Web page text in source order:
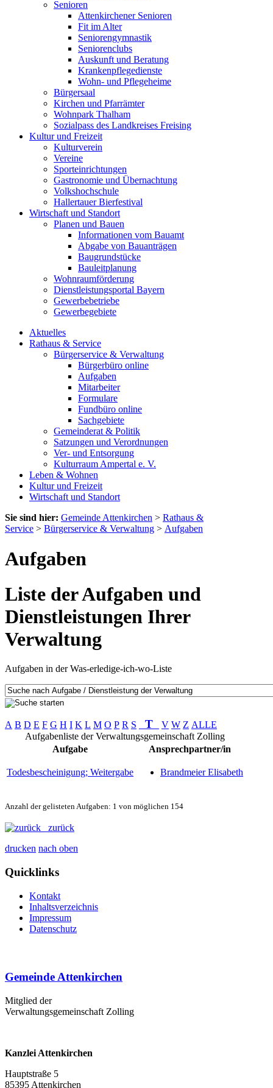
Senioren
Attenkirchener Senioren
Fit im Alter
Seniorengymnastik
Seniorenclubs
Auskunft und Beratung
Krankenpflegedienste
Wohn- und Pflegeheime
Bürgersaal
Kirchen und Pfarrämter
Wohnpark Thalham
Sozialpass des Landkreises Freising
Kultur und Freizeit
Kulturverein
Vereine
Sporteinrichtungen
Gastronomie und Übernachtung
Volkshochschule
Hallertauer Bierfestival
Wirtschaft und Standort
Planen und Bauen
Informationen vom Bauamt
Abgabe von Bauanträgen
Baugrundstücke
Bauleitplanung
Wohnraumförderung
Dienstleistungsportal Bayern
Gewerbebetriebe
Gewerbegebiete
Aktuelles
Rathaus & Service
Bürgerservice & Verwaltung
Bürgerbüro online
Aufgaben
Mitarbeiter
Formulare
Fundbüro online
Sachgebiete
Gemeinderat & Politik
Satzungen und Verordnungen
Ver- und Entsorgung
Kulturraum Ampertal e. V.
Leben & Wohnen
Kultur und Freizeit
Wirtschaft und Standort
Sie sind hier: Gemeinde Attenkirchen > Rathaus &
Service > Bürgerservice & Verwaltung > Aufgaben
Aufgaben
Liste der Aufgaben und
Dienstleistungen Ihrer
Verwaltung
Aufgaben in der Was-erledige-ich-wo-Liste
A B D E F G H I K L M O P R S T V W Z ALLE
Aufgabenliste der Verwaltungsgemeinschaft Zolling
Aufgabe
Ansprechpartner/in
Todesbescheinigung; Weitergabe Brandmeier Elisabeth
Anzahl der gelisteten Aufgaben: 1 von möglichen 154
zurück
drucken nach oben
Quicklinks
Kontakt
Inhaltsverzeichnis
Impressum
Datenschutz
Gemeinde Attenkirchen
Mitglied der
Verwaltungsgemeinschaft Zolling
Kanzlei Attenkirchen
Hauptstraße 5
85395 Attenkirchen